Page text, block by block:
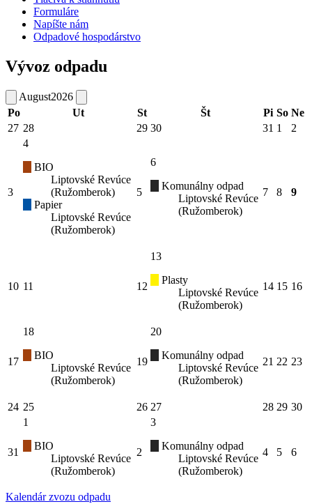
Formuláre
Napíšte nám
Odpadové hospodárstvo
Vývoz odpadu
August2026
Po
Ut St Št Pi So Ne
27 28 29 30 31 1 2
3
4
BIO
Liptovské Revúce
(Ružomberok)
Papier
Liptovské Revúce
(Ružomberok)
5
6
Komunálny odpad
Liptovské Revúce
(Ružomberok)
7 8 9
10 11 12
13
Plasty
Liptovské Revúce
(Ružomberok)
14 15 16
17
18
BIO
Liptovské Revúce
(Ružomberok)
19
20
Komunálny odpad
Liptovské Revúce
(Ružomberok)
21 22 23
24 25 26 27 28 29 30
31
1
BIO
Liptovské Revúce
(Ružomberok)
2
3
Komunálny odpad
Liptovské Revúce
(Ružomberok)
4 5 6
Kalendár zvozu odpadu